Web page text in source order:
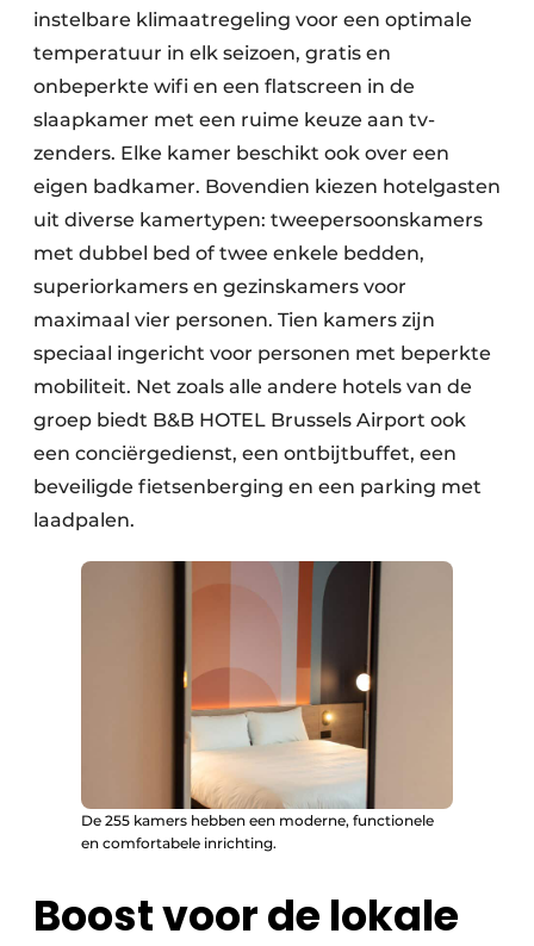
instelbare klimaatregeling voor een optimale
temperatuur in elk seizoen, gratis en
onbeperkte wifi en een flatscreen in de
slaapkamer met een ruime keuze aan tv-
zenders. Elke kamer beschikt ook over een
eigen badkamer. Bovendien kiezen hotelgasten
uit diverse kamertypen: tweepersoonskamers
met dubbel bed of twee enkele bedden,
superiorkamers en gezinskamers voor
maximaal vier personen. Tien kamers zijn
speciaal ingericht voor personen met beperkte
mobiliteit. Net zoals alle andere hotels van de
groep biedt B&B HOTEL Brussels Airport ook
een conciërgedienst, een ontbijtbuffet, een
beveiligde fietsenberging en een parking met
laadpalen.
De 255 kamers hebben een moderne, functionele
en comfortabele inrichting.
Boost voor de lokale